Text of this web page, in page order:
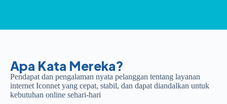
Apa Kata Mereka?
Pendapat dan pengalaman nyata pelanggan tentang layanan
internet Iconnet yang cepat, stabil, dan dapat diandalkan untuk
kebutuhan online sehari-hari